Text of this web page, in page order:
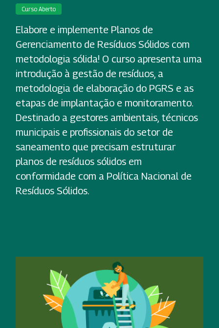
Curso Aberto
Elabore e implemente Planos de
Gerenciamento de Resíduos Sólidos com
metodologia sólida! O curso apresenta uma
introdução à gestão de resíduos, a
metodologia de elaboração do PGRS e as
etapas de implantação e monitoramento.
Destinado a gestores ambientais, técnicos
municipais e profissionais do setor de
saneamento que precisam estruturar
planos de resíduos sólidos em
conformidade com a Política Nacional de
Resíduos Sólidos.